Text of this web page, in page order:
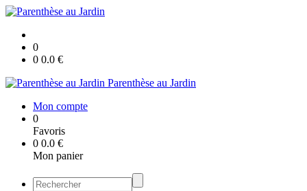
0
0 0.0 €
Parenthèse au Jardin
Mon compte
0
Favoris
0 0.0 €
Mon panier